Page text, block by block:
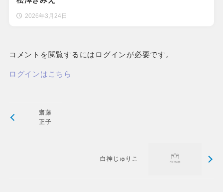
2026年3月24日
コメントを閲覧するにはログインが必要です。
ログインはこちら
齋藤
正子
白神じゅりこ